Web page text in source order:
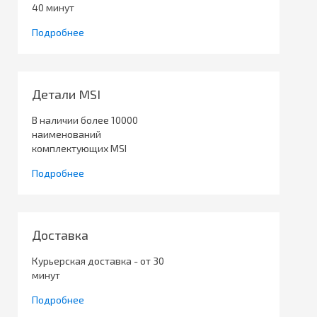
40 минут
Подробнее
Детали MSI
В наличии более 10000
наименований
комплектующих MSI
Подробнее
Доставка
Курьерская доставка - от 30
минут
Подробнее